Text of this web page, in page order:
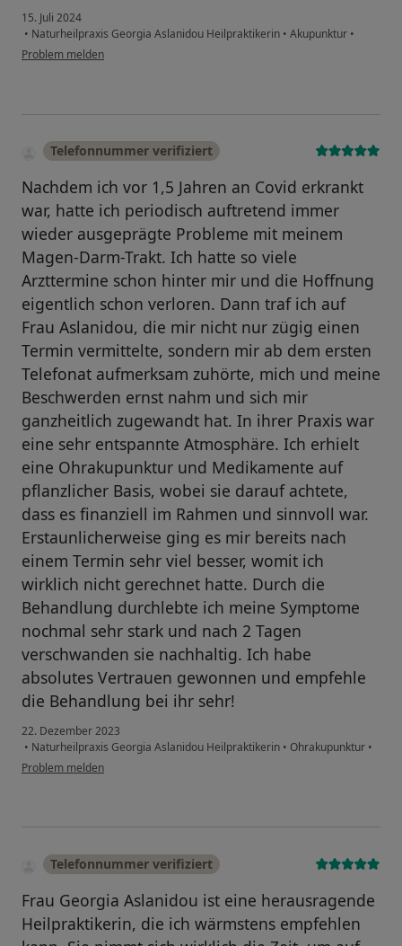
15. Juli 2024
• Naturheilpraxis Georgia Aslanidou Heilpraktikerin • Akupunktur •
Problem melden
Telefonnummer verifiziert
Nachdem ich vor 1,5 Jahren an Covid erkrankt
war, hatte ich periodisch auftretend immer
wieder ausgeprägte Probleme mit meinem
Magen-Darm-Trakt. Ich hatte so viele
Arzttermine schon hinter mir und die Hoffnung
eigentlich schon verloren. Dann traf ich auf
Frau Aslanidou, die mir nicht nur zügig einen
Termin vermittelte, sondern mir ab dem ersten
Telefonat aufmerksam zuhörte, mich und meine
Beschwerden ernst nahm und sich mir
ganzheitlich zugewandt hat. In ihrer Praxis war
eine sehr entspannte Atmosphäre. Ich erhielt
eine Ohrakupunktur und Medikamente auf
pflanzlicher Basis, wobei sie darauf achtete,
dass es finanziell im Rahmen und sinnvoll war.
Erstaunlicherweise ging es mir bereits nach
einem Termin sehr viel besser, womit ich
wirklich nicht gerechnet hatte. Durch die
Behandlung durchlebte ich meine Symptome
nochmal sehr stark und nach 2 Tagen
verschwanden sie nachhaltig. Ich habe
absolutes Vertrauen gewonnen und empfehle
die Behandlung bei ihr sehr!
22. Dezember 2023
• Naturheilpraxis Georgia Aslanidou Heilpraktikerin • Ohrakupunktur •
Problem melden
Telefonnummer verifiziert
Frau Georgia Aslanidou ist eine herausragende
Heilpraktikerin, die ich wärmstens empfehlen